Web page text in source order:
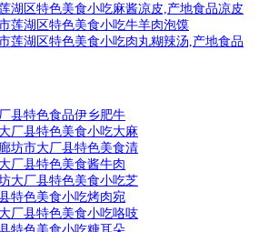
湖区特色美食小吃麻酱凉皮,产地食品凉皮
莲湖区特色美食小吃牛羊肉泡馍
莲湖区特色美食小吃肉丸糊辣汤,产地食品
县特色食品伊乡肥牛
厂县特色美食小吃大麻
坊市大厂县特色美食清
厂县特色美食酱牛肉
大厂县特色美食小吃芝
特色美食小吃烤肉宛
厂县特色美食小吃咯吱